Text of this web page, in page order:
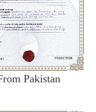
Pakistan